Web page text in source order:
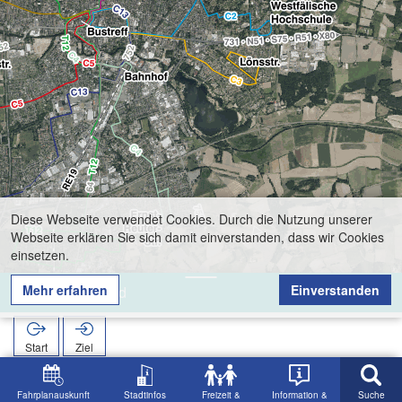
Fahrplanauskunft Stadtinfos
Freizeit &
Information &
Suche
Friedhof Nord
Start
Ziel
Suche Friedhof Nord
Diese Webseite verwendet Cookies. Durch die Nutzung unserer
Webseite erklären Sie sich damit einverstanden, dass wir Cookies
einsetzen.
Mehr erfahren
Einverstanden